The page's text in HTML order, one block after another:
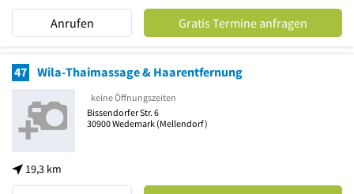
Anrufen Gratis Termine anfragen
47 Wila-Thaimassage & Haarentfernung
19,3 km
keine Öffnungszeiten
Bissendorfer Str. 6
30900Wedemark (Mellendorf)